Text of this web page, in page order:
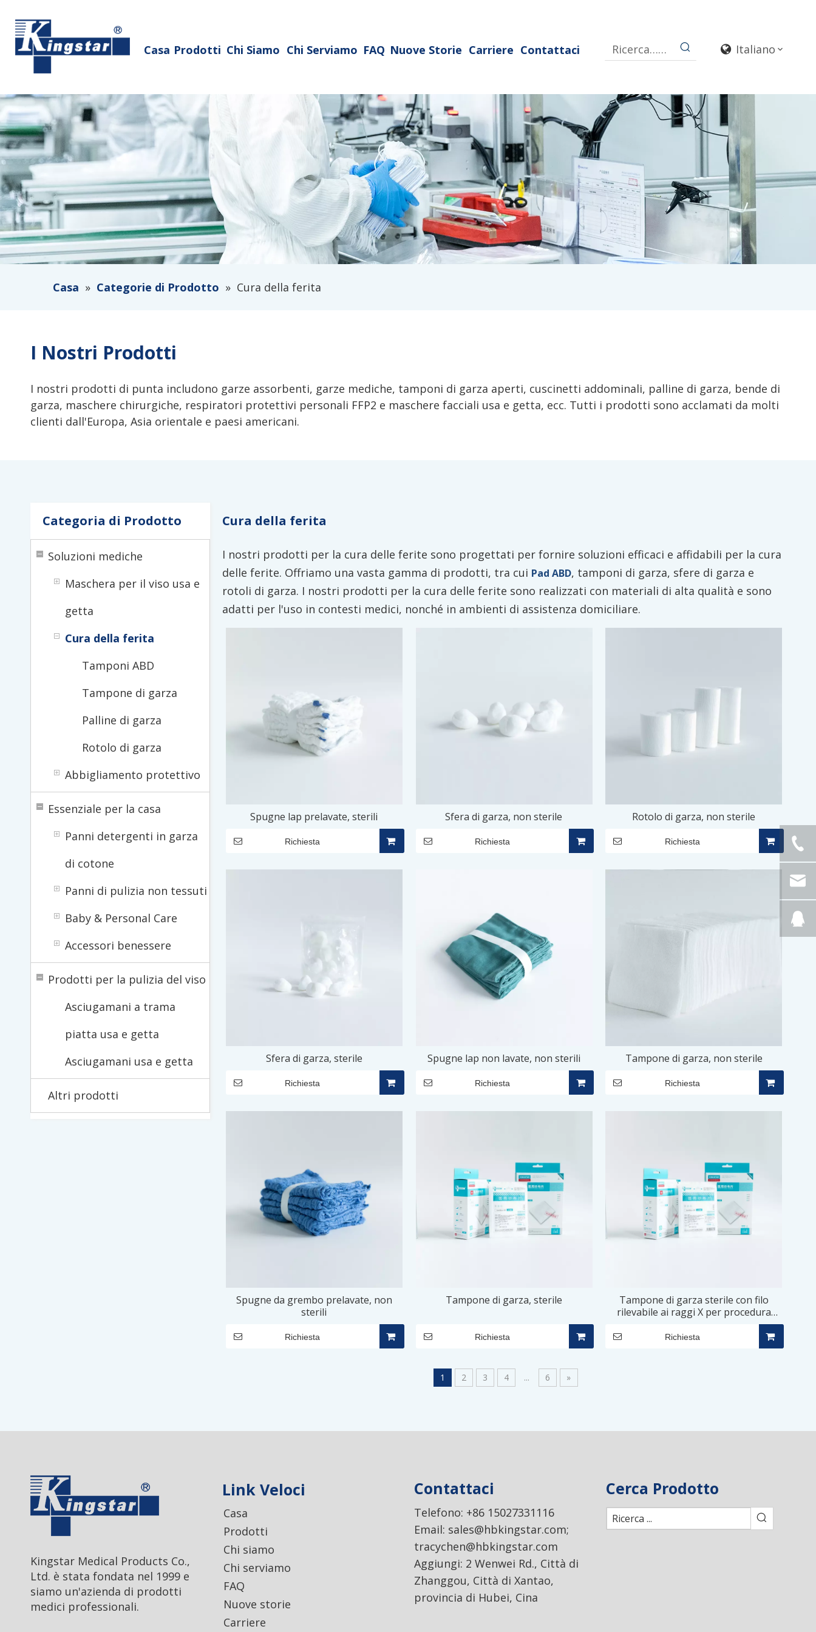
Casa Prodotti Chi Siamo Chi Serviamo FAQ Nuove Storie Carriere Contattaci Italiano
Casa » Categorie di Prodotto » Cura della ferita
I Nostri Prodotti
I nostri prodotti di punta includono garze assorbenti, garze mediche, tamponi di garza aperti, cuscinetti addominali, palline di garza, bende di
garza, maschere chirurgiche, respiratori protettivi personali FFP2 e maschere facciali usa e getta, ecc. Tutti i prodotti sono acclamati da molti
clienti dall'Europa, Asia orientale e paesi americani.
Categoria di Prodotto
Soluzioni mediche
Maschera per il viso usa e
getta
Cura della ferita
Tamponi ABD
Tampone di garza
Palline di garza
Rotolo di garza
Abbigliamento protettivo
Essenziale per la casa
Panni detergenti in garza
di cotone
Panni di pulizia non tessuti
Baby & Personal Care
Accessori benessere
Prodotti per la pulizia del viso
Asciugamani a trama
piatta usa e getta
Asciugamani usa e getta
Altri prodotti
Cura della ferita
I nostri prodotti per la cura delle ferite sono progettati per fornire soluzioni efficaci e affidabili per la cura
delle ferite. Offriamo una vasta gamma di prodotti, tra cui Pad ABD, tamponi di garza, sfere di garza e
rotoli di garza. I nostri prodotti per la cura delle ferite sono realizzati con materiali di alta qualità e sono
adatti per l'uso in contesti medici, nonché in ambienti di assistenza domiciliare.
Spugne lap prelavate, sterili
Richiesta
Sfera di garza, non sterile
Richiesta
Rotolo di garza, non sterile
Richiesta
Sfera di garza, sterile
Richiesta
Spugne lap non lavate, non sterili
Richiesta
Tampone di garza, non sterile
Richiesta
Spugne da grembo prelavate, non
sterili
Richiesta
Tampone di garza, sterile
Richiesta
Tampone di garza sterile con filo
rilevabile ai raggi X per procedura
Richiesta
1 2 3 4 ... 6 »
Kingstar Medical Products Co.,
Ltd. è stata fondata nel 1999 e
siamo un'azienda di prodotti
medici professionali.
Link Veloci
Casa
Prodotti
Chi siamo
Chi serviamo
FAQ
Nuove storie
Carriere
Contattaci
Telefono: +86 15027331116
Email: sales@hbkingstar.com;
tracychen@hbkingstar.com
Aggiungi: 2 Wenwei Rd., Città di
Zhanggou, Città di Xantao,
provincia di Hubei, Cina
Cerca Prodotto